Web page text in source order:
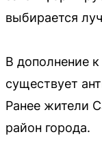
выбирается
В дополнение
существует
Ранее жители
район города.